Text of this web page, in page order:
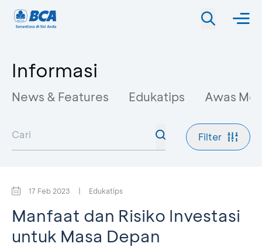
Informasi
News & Features Edukatips Awas
Filter
17 Feb 2023 | Edukatips
Manfaat dan Risiko Investasi
untuk Masa Depan